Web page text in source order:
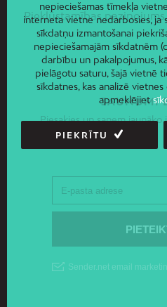
Piekļūstamības paziņojums
JAUNUMI
Piesakies un saņem
nepieciešamas tīmekļa
interneta vietne nedarbosies, ja
sīkdatņu izmantošanai
nepieciešamajām sīkdatnēm
darbību un pakalpojumus,
pielāgotu saturu, šajā vietnē
sīkdatnes, kas analizē
apmeklējiet
PIEKRĪTU